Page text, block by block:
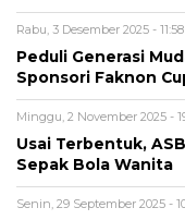
Rabu, 3 Desember 2025 -
Peduli Generasi
Sponsori Faknon
Minggu, 2 November 2025 -
Usai Terbentuk,
Sepak Bola Wanita
Senin, 29 September 2025 -